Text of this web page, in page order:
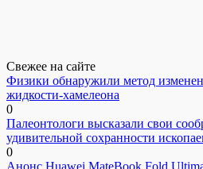
Свежее на сайте
Физики обнаружили метод
жидкости-хамелеона
0
Палеонтологи высказали свои
удивительной сохранности
0
Анонс Huawei MateBook Fold